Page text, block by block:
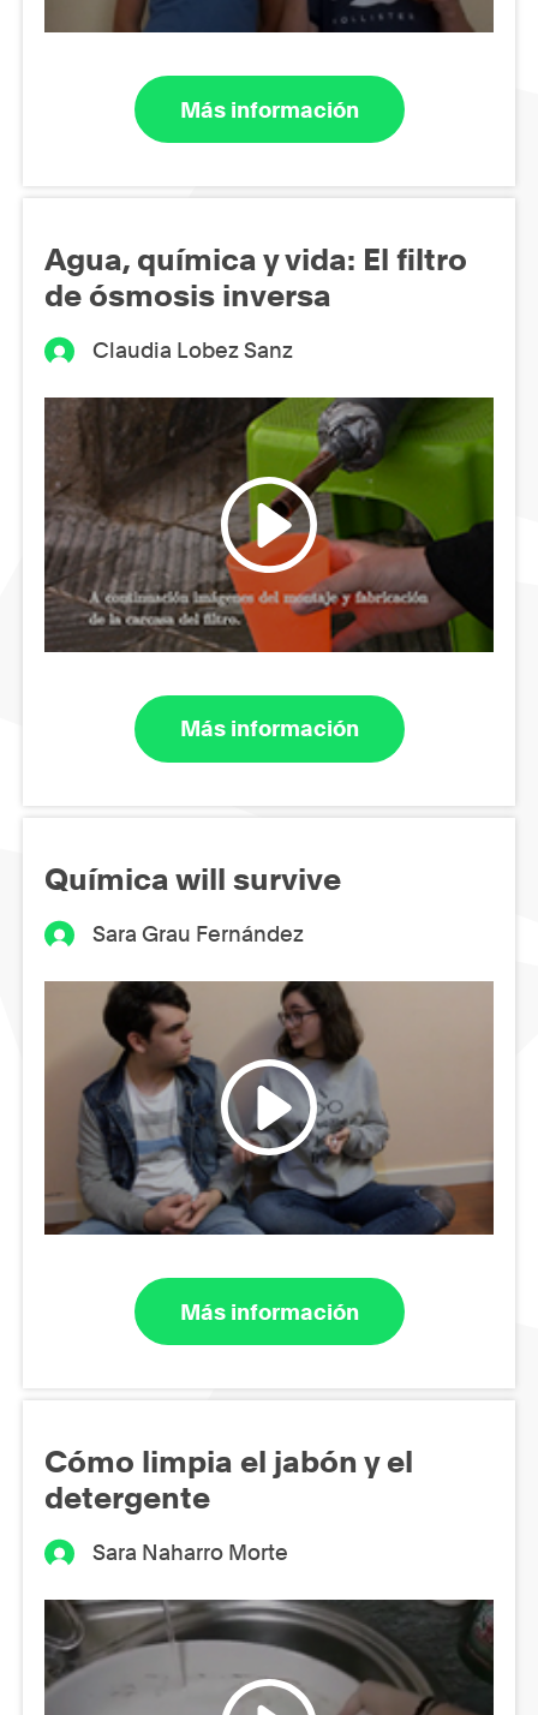
Más información
Agua, química y vida: El filtro
de ósmosis inversa
Claudia Lobez Sanz
Más información
Química will survive
Sara Grau Fernández
Más información
Cómo limpia el jabón y el
detergente
Sara Naharro Morte